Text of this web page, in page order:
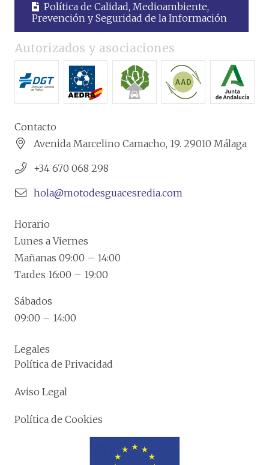
Política de Calidad, Medioambiente,
Prevención y Seguridad de la Información
Autorizados y asociaciones
Contacto
Avenida Marcelino Camacho, 19. 29010 Málaga
+34 670 068 298
hola@motodesguacesredia.com
Horario
Lunes a Viernes
Mañanas 09:00 – 14:00
Tardes 16:00 – 19:00
Sábados
09:00 – 14:00
Legales
Política de Privacidad
Aviso Legal
Política de Cookies